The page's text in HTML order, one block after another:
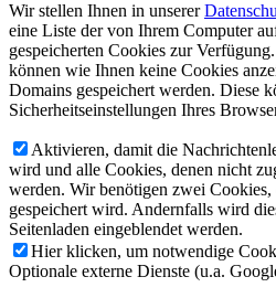
Wir stellen Ihnen in unserer
eine Liste der von Ihrem Computer
gespeicherten Cookies zur
können wie Ihnen keine Cookies
Domains gespeichert werden. Diese
Sicherheitseinstellungen Ihres
Aktivieren, damit die
wird und alle Cookies, denen nicht
werden. Wir benötigen zwei
gespeichert wird. Andernfalls wird
Seitenladen eingeblendet werden.
Hier klicken, um notwendige
Optionale externe Dienste (u.a.